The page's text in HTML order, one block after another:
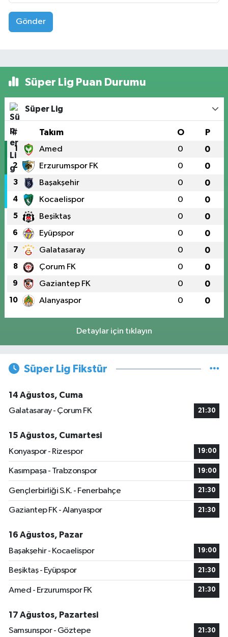
Gönder
Süper Lig Puan Durumu
Süper Lig
# Takım O P
1 Amed 0 0
2 Erzurumspor FK 0 0
3 Başakşehir 0 0
4 Kocaelispor 0 0
5 Beşiktaş 0 0
6 Eyüpspor 0 0
7 Galatasaray 0 0
8 Çorum FK 0 0
9 Gaziantep FK 0 0
10 Alanyaspor 0 0
Detaylar için tıklayın
Süper Lig Fikstür
14 Ağustos, Cuma
Galatasaray - Çorum FK
21:30
15 Ağustos, Cumartesi
Konyaspor - Rizespor
19:00
Kasımpaşa - Trabzonspor 19:00
Gençlerbirliği S.K. - Fenerbahçe 21:30
Gaziantep FK - Alanyaspor 21:30
16 Ağustos, Pazar
Başakşehir - Kocaelispor
19:00
Beşiktaş - Eyüpspor 21:30
Amed - Erzurumspor FK 21:30
17 Ağustos, Pazartesi
Samsunspor - Göztepe
21:30